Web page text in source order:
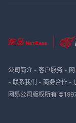
公司简介- 客户服务-
- 联系我们 - 商务合作-
网易公司版权所有